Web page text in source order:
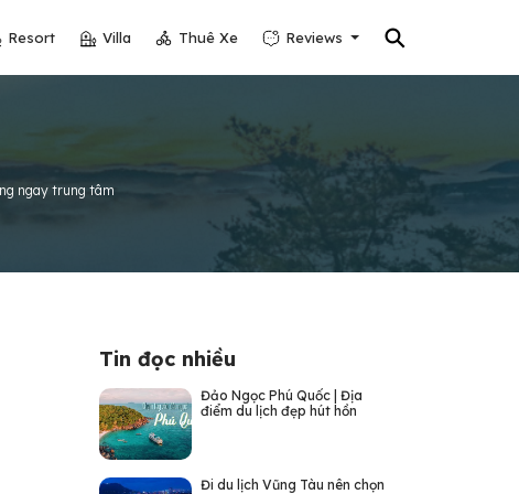
⚲
Resort Villa Thuê Xe Reviews
ngay trung tâm
Tin đọc nhiều
Đảo Ngọc Phú Quốc | Địa
điểm du lịch đẹp hút hồn
Đi du lịch Vũng Tàu nên chọn